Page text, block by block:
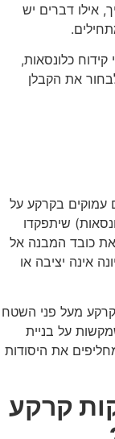
אילו דברים יש
כלונסאות,
את הקבלן
עמוקים בקרקע על
שיתפקדו
את כובד המבנה אל
אינה יציבה או
מעל פני השטח
על בניית
את היסודות
קרקע